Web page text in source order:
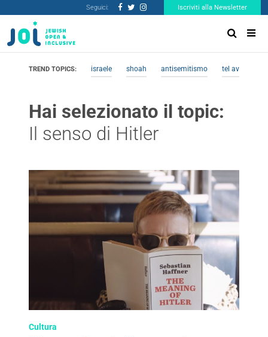
Seguici: Iscriviti alla Newsletter
TREND TOPICS: israele shoah antisemitismo tel aviv
Hai selezionato il topic:
Il senso di Hitler
Cultura